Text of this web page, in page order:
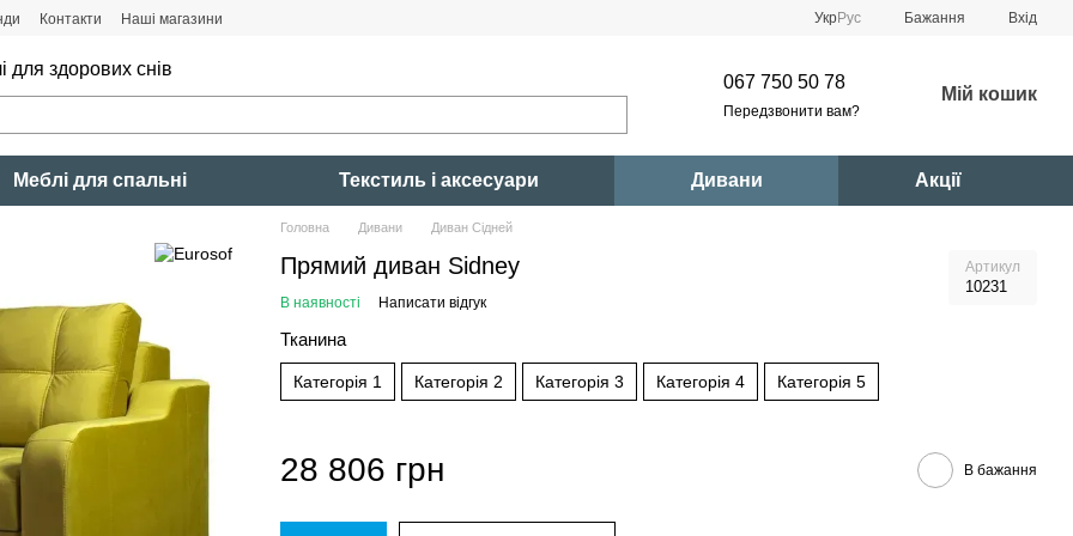
Контакти Наші магазини УкрРус Бажання Вхід
для здорових снів
067 750 50 78
Передзвонити вам?
Мій кошик
Меблі для спальні Текстиль і аксесуари Дивани Акції
Головна Дивани Диван Сідней
Прямий диван Sidney Артикул
10231
В наявності Написати відгук
Тканина
Категорія 1 Категорія 2 Категорія 3 Категорія 4 Категорія 5
28 806 грн В бажання